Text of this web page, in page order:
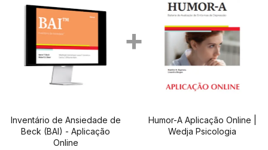
Inventário de Ansiedade de
Beck (BAI) - Aplicação
Online
Humor-A Aplicação Online |
Wedja Psicologia